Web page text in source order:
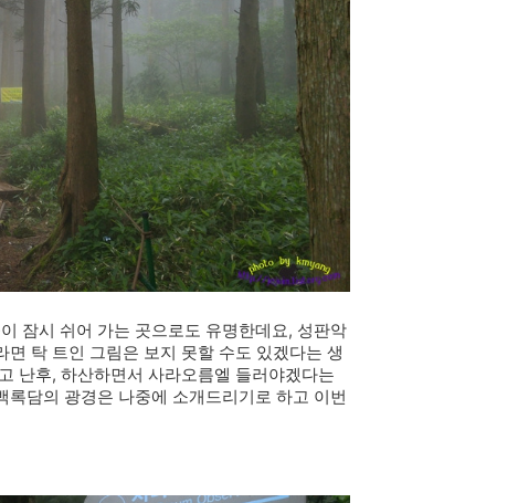
잠시 쉬어 가는 곳으로도 유명한데요, 성판악
탁 트인 그림은 보지 못할 수도 있겠다는 생
난후, 하산하면서 사라오름엘 들러야겠다는
담의 광경은 나중에 소개드리기로 하고 이번